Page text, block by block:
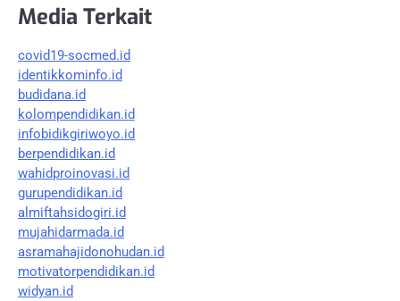
Media Terkait
covid19-socmed.id
identikkominfo.id
budidana.id
kolompendidikan.id
infobidikgiriwoyo.id
berpendidikan.id
wahidproinovasi.id
gurupendidikan.id
almiftahsidogiri.id
mujahidarmada.id
asramahajidonohudan.id
motivatorpendidikan.id
widyan.id